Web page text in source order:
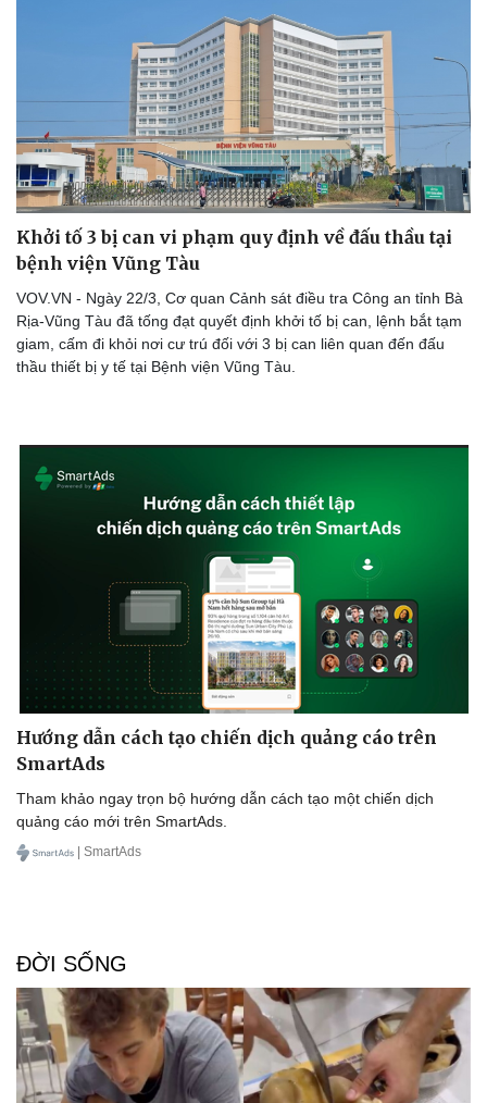
Doanh nghiệp
Thông tin doanh nghiệp
Khởi tố 3 bị can vi phạm quy định về đấu thầu tại
bệnh viện Vũng Tàu
VOV.VN - Ngày 22/3, Cơ quan Cảnh sát điều tra Công an tỉnh Bà
Rịa-Vũng Tàu đã tống đạt quyết định khởi tố bị can, lệnh bắt tạm
giam, cấm đi khỏi nơi cư trú đối với 3 bị can liên quan đến đấu
thầu thiết bị y tế tại Bệnh viện Vũng Tàu.
Hướng dẫn cách tạo chiến dịch quảng cáo trên
SmartAds
Tham khảo ngay trọn bộ hướng dẫn cách tạo một chiến dịch
quảng cáo mới trên SmartAds.
| SmartAds
ĐỜI SỐNG